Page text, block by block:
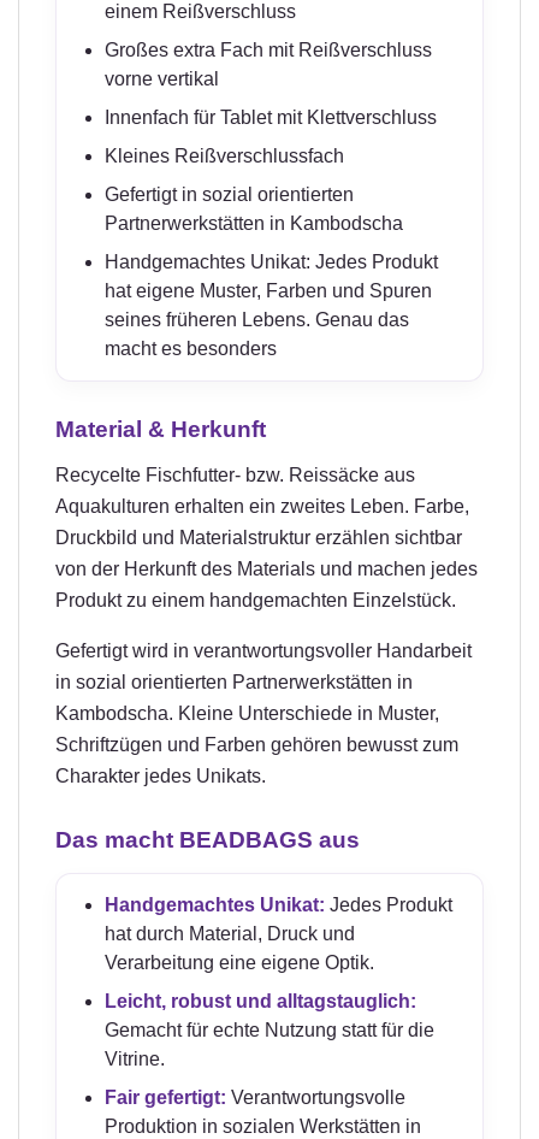
einem Reißverschluss
Großes extra Fach mit Reißverschluss
vorne vertikal
Innenfach für Tablet mit Klettverschluss
Kleines Reißverschlussfach
Gefertigt in sozial orientierten
Partnerwerkstätten in Kambodscha
Handgemachtes Unikat: Jedes Produkt
hat eigene Muster, Farben und Spuren
seines früheren Lebens. Genau das
macht es besonders
Material & Herkunft
Recycelte Fischfutter- bzw. Reissäcke aus
Aquakulturen erhalten ein zweites Leben. Farbe,
Druckbild und Materialstruktur erzählen sichtbar
von der Herkunft des Materials und machen jedes
Produkt zu einem handgemachten Einzelstück.
Gefertigt wird in verantwortungsvoller Handarbeit
in sozial orientierten Partnerwerkstätten in
Kambodscha. Kleine Unterschiede in Muster,
Schriftzügen und Farben gehören bewusst zum
Charakter jedes Unikats.
Das macht BEADBAGS aus
Handgemachtes Unikat: Jedes Produkt
hat durch Material, Druck und
Verarbeitung eine eigene Optik.
Leicht, robust und alltagstauglich:
Gemacht für echte Nutzung statt für die
Vitrine.
Fair gefertigt: Verantwortungsvolle
Produktion in sozialen Werkstätten in